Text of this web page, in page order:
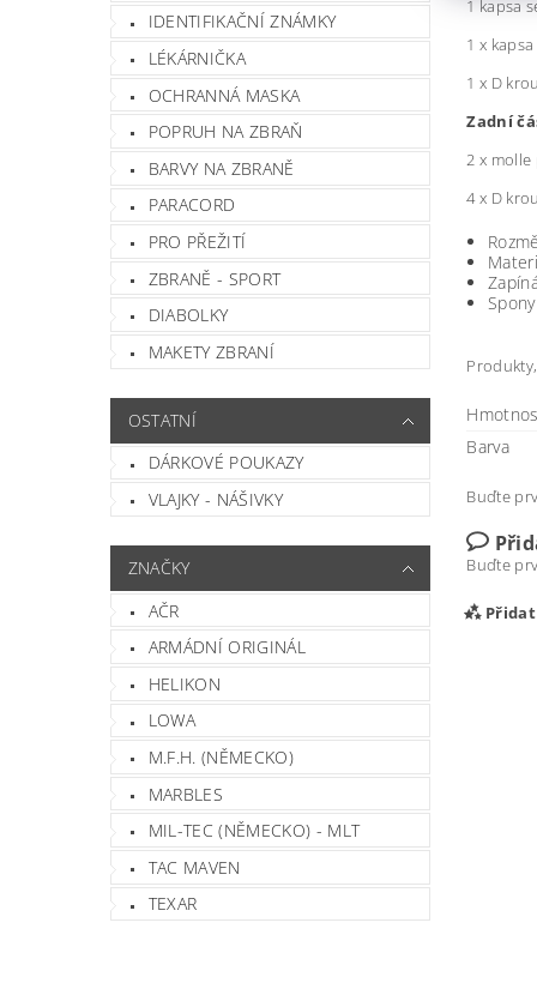
IDENTIFIKAČNÍ ZNÁMKY
LÉKÁRNIČKA
OCHRANNÁ MASKA
POPRUH NA ZBRAŇ
BARVY NA ZBRANĚ
PARACORD
PRO PŘEŽITÍ
ZBRANĚ - SPORT
DIABOLKY
MAKETY ZBRANÍ
OSTATNÍ
DÁRKOVÉ POUKAZY
VLAJKY - NÁŠIVKY
ZNAČKY
AČR
ARMÁDNÍ ORIGINÁL
HELIKON
LOWA
M.F.H. (NĚMECKO)
MARBLES
MIL-TEC (NĚMECKO) - MLT
TAC MAVEN
TEXAR
1 kapsa
1 x
1 x D
Zadní
2 x molle
4 x D
Barva
Buďte
Buďte